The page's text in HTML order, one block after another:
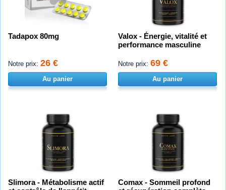
Tadapox 80mg
Notre prix: 26 €
Au panier
Valox - Énergie, vitalité et
performance masculine
Notre prix: 69 €
Au panier
Slimora - Métabolisme actif
Comax - Sommeil profond